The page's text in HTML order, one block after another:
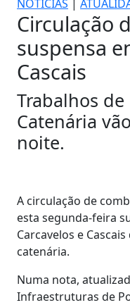
NOTÍCIAS |
Circulação
suspensa
Cascais
Trabalhos
Catenária
noite.
A circulação de
esta segunda-feira
Carcavelos e
catenária.
Numa nota,
Infraestruturas de